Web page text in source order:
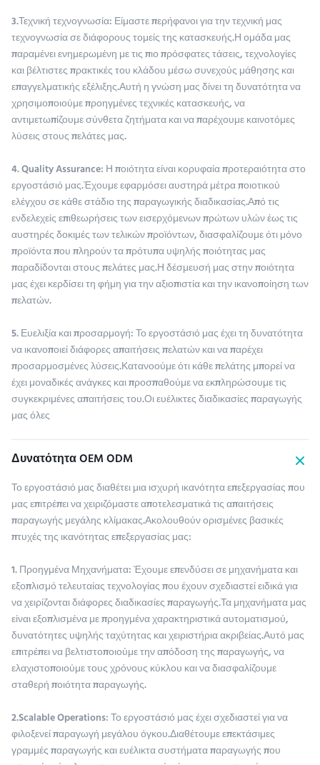
3.Τεχνική τεχνογνωσία: Είμαστε περήφανοι για την τεχνική μας
τεχνογνωσία σε διάφορους τομείς της κατασκευής.Η ομάδα μας
παραμένει ενημερωμένη με τις πιο πρόσφατες τάσεις, τεχνολογίες
και βέλτιστες πρακτικές του κλάδου μέσω συνεχούς μάθησης και
επαγγελματικής εξέλιξης.Αυτή η γνώση μας δίνει τη δυνατότητα να
χρησιμοποιούμε προηγμένες τεχνικές κατασκευής, να
αντιμετωπίζουμε σύνθετα ζητήματα και να παρέχουμε καινοτόμες
λύσεις στους πελάτες μας.
4. Quality Assurance: Η ποιότητα είναι κορυφαία προτεραιότητα στο
εργοστάσιό μας.Έχουμε εφαρμόσει αυστηρά μέτρα ποιοτικού
ελέγχου σε κάθε στάδιο της παραγωγικής διαδικασίας.Από τις
ενδελεχείς επιθεωρήσεις των εισερχόμενων πρώτων υλών έως τις
αυστηρές δοκιμές των τελικών προϊόντων, διασφαλίζουμε ότι μόνο
προϊόντα που πληρούν τα πρότυπα υψηλής ποιότητας μας
παραδίδονται στους πελάτες μας.Η δέσμευσή μας στην ποιότητα
μας έχει κερδίσει τη φήμη για την αξιοπιστία και την ικανοποίηση των
πελατών.
5. Ευελιξία και προσαρμογή: Το εργοστάσιό μας έχει τη δυνατότητα
να ικανοποιεί διάφορες απαιτήσεις πελατών και να παρέχει
προσαρμοσμένες λύσεις.Κατανοούμε ότι κάθε πελάτης μπορεί να
έχει μοναδικές ανάγκες και προσπαθούμε να εκπληρώσουμε τις
συγκεκριμένες απαιτήσεις του.Οι ευέλικτες διαδικασίες παραγωγής
μας όλες
Δυνατότητα OEM ODM
Το εργοστάσιό μας διαθέτει μια ισχυρή ικανότητα επεξεργασίας που
μας επιτρέπει να χειριζόμαστε αποτελεσματικά τις απαιτήσεις
παραγωγής μεγάλης κλίμακας.Ακολουθούν ορισμένες βασικές
πτυχές της ικανότητας επεξεργασίας μας:
1. Προηγμένα Μηχανήματα: Έχουμε επενδύσει σε μηχανήματα και
εξοπλισμό τελευταίας τεχνολογίας που έχουν σχεδιαστεί ειδικά για
να χειρίζονται διάφορες διαδικασίες παραγωγής.Τα μηχανήματα μας
είναι εξοπλισμένα με προηγμένα χαρακτηριστικά αυτοματισμού,
δυνατότητες υψηλής ταχύτητας και χειριστήρια ακριβείας.Αυτό μας
επιτρέπει να βελτιστοποιούμε την απόδοση της παραγωγής, να
ελαχιστοποιούμε τους χρόνους κύκλου και να διασφαλίζουμε
σταθερή ποιότητα παραγωγής.
2.Scalable Operations: Το εργοστάσιό μας έχει σχεδιαστεί για να
φιλοξενεί παραγωγή μεγάλου όγκου.Διαθέτουμε επεκτάσιμες
γραμμές παραγωγής και ευέλικτα συστήματα παραγωγής που